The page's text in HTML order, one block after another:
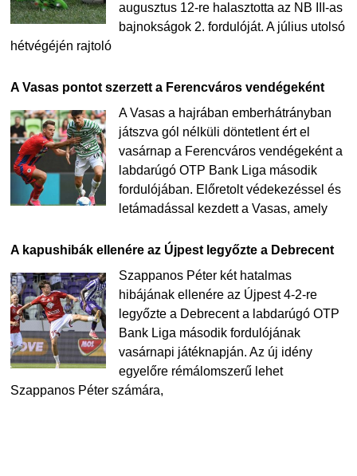
augusztus 12-re halasztotta az NB III-as
bajnokságok 2. fordulóját. A július utolsó
hétvégéjén rajtoló
A Vasas pontot szerzett a Ferencváros vendégeként
A Vasas a hajrában emberhátrányban
játszva gól nélküli döntetlent ért el
vasárnap a Ferencváros vendégeként a
labdarúgó OTP Bank Liga második
fordulójában. Előretolt védekezéssel és
letámadással kezdett a Vasas, amely
A kapushibák ellenére az Újpest legyőzte a Debrecent
Szappanos Péter két hatalmas
hibájának ellenére az Újpest 4-2-re
legyőzte a Debrecent a labdarúgó OTP
Bank Liga második fordulójának
vasárnapi játéknapján. Az új idény
egyelőre rémálomszerű lehet
Szappanos Péter számára,